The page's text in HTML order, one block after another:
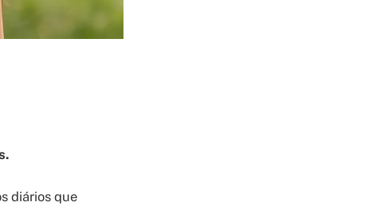
diários que